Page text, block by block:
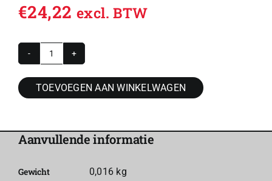
€24,22 excl. BTW
Drukknop
wit
563260
R56326052
TOEVOEGEN AAN WINKELWAGEN
Aanvullende informatie
Gewicht
0,016 kg